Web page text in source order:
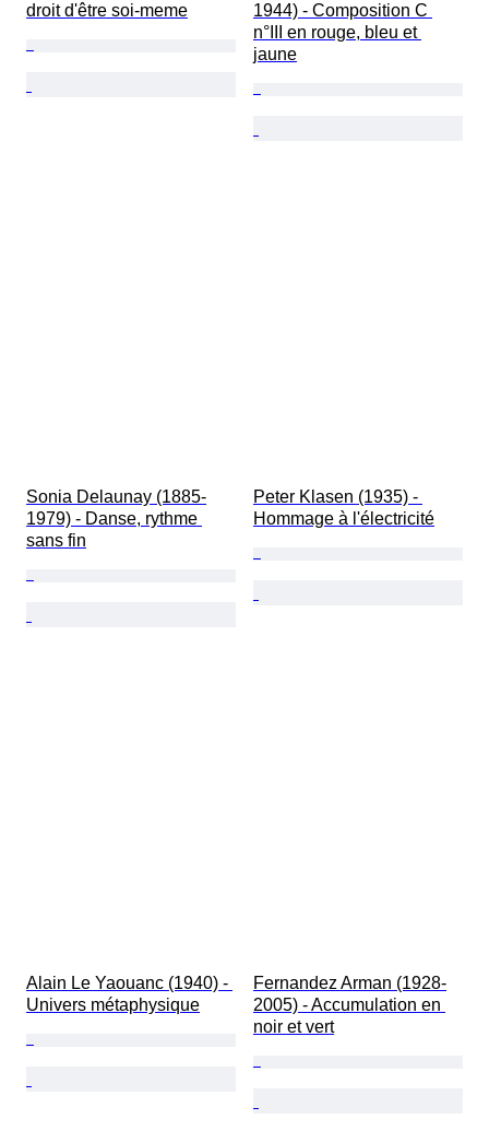
droit d'être soi-meme
1944) - Composition C
n°III en rouge, bleu et
jaune
Sonia Delaunay (1885-
1979) - Danse, rythme
sans fin
Peter Klasen (1935) -
Hommage à l'électricité
Alain Le Yaouanc (1940) -
Univers métaphysique
Fernandez Arman (1928-
2005) - Accumulation en
noir et vert